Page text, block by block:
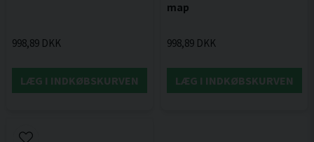
998,89 DKK
LÆG I INDKØBSKURVEN
map
998,89 DKK
LÆG I INDKØBSKURVEN